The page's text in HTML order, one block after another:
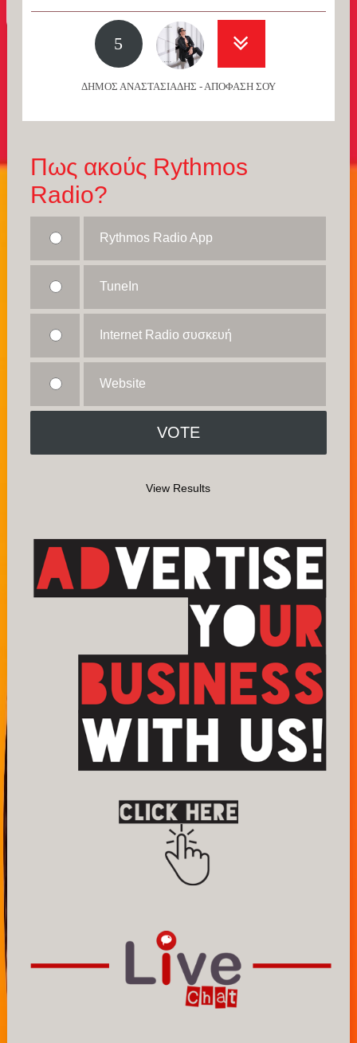
5
ΔΗΜΟΣ ΑΝΑΣΤΑΣΙΑΔΗΣ - ΑΠΟΦΑΣΗ ΣΟΥ
Πως ακούς Rythmos
Radio?
Rythmos Radio App
TuneIn
Internet Radio συσκευή
Website
View Results